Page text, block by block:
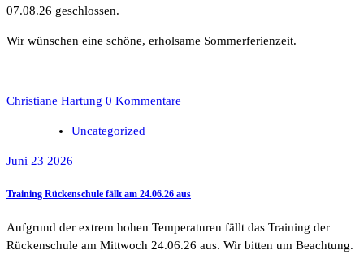
07.08.26 geschlossen.
Wir wünschen eine schöne, erholsame Sommerferienzeit.
Christiane Hartung 0 Kommentare
Uncategorized
Juni 23 2026
Training Rückenschule fällt am 24.06.26 aus
Aufgrund der extrem hohen Temperaturen fällt das Training der
Rückenschule am Mittwoch 24.06.26 aus. Wir bitten um Beachtung.